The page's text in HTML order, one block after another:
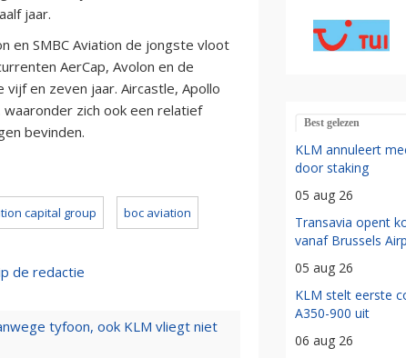
jaar.
en SMBC Aviation de jongste vloot
AerCap, Avolon en de
vijf en zeven jaar. Aircastle, Apollo
zich ook een relatief
bevinden.
capital group boc aviation
de redactie
tyfoon, ook KLM vliegt niet
Best gelezen
KLM annuleert
door staking
05 aug 26
Transavia opent
vanaf Brussels
05 aug 26
KLM stelt eerste
A350-900 uit
06 aug 26